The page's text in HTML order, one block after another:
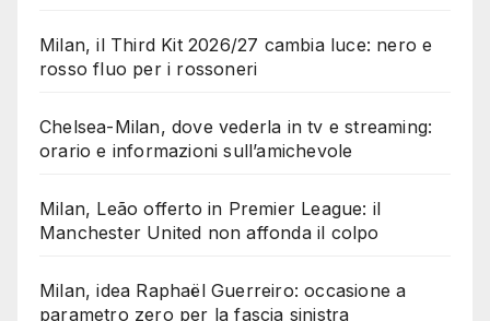
Milan, il Third Kit 2026/27 cambia luce: nero e
rosso fluo per i rossoneri
Chelsea-Milan, dove vederla in tv e streaming:
orario e informazioni sull’amichevole
Milan, Leão offerto in Premier League: il
Manchester United non affonda il colpo
Milan, idea Raphaël Guerreiro: occasione a
parametro zero per la fascia sinistra